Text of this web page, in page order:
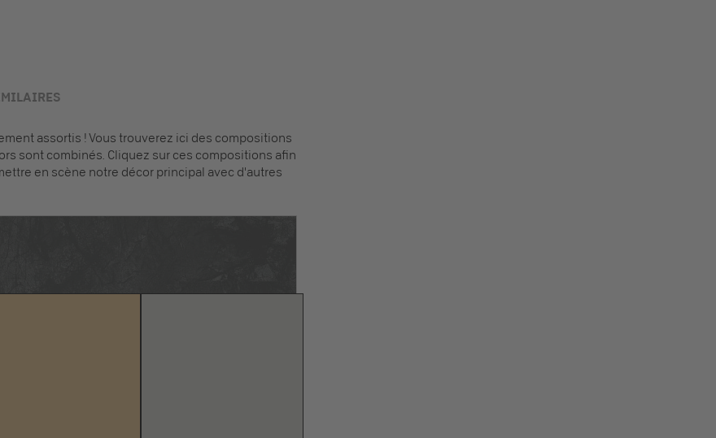
assortis ! Vous trouverez ici des compositions
sont combinés. Cliquez sur ces compositions afin
en scène notre décor principal avec d'autres